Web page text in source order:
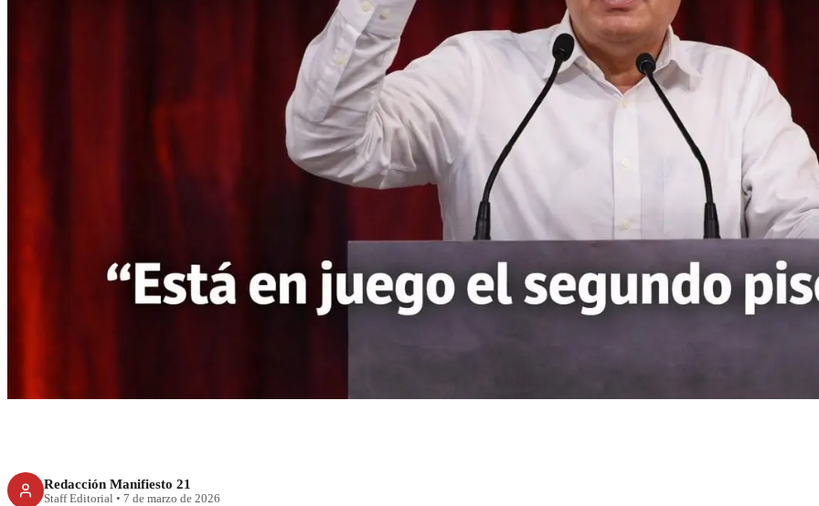
RECIENTE
Morena llama a cuidar alianza con
PT y PVEM rumbo a 2027: “Está en
Redacción Manifiesto 21
Staff Editorial • 7 de marzo de 2026